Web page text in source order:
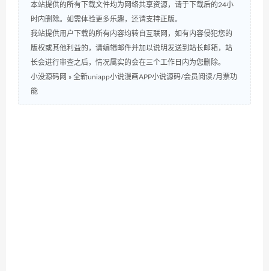
本站提供的所有下载文件均为网络共享资源，请于下载后的24小
时内删除。如需体验更多乐趣，还请支持正版。
我站提供用户下载的所有内容均转自互联网，如有内容侵犯您的
版权或其他利益的，请编辑邮件并加以说明发送到站长邮箱，站
长会进行审查之后，情况属实的会在三个工作日内为您删除。
小没源码网 » 全新uniapp小说漫画APP小说源码/会员阅读/月票功
能